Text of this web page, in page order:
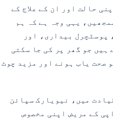
حالت اور ان کے علاج کے
یہی وجہ ہے کہ ہم
پوسٹچرل بیداری، اور
ہیں جو گھر پر کی جا سکتی
صحت یاب ہونے اور مزید چوٹ
میں، نیویارک سپائن
کے مریض اپنی مخصوص